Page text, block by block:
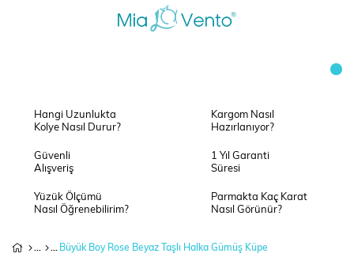
Hangi Uzunlukta
Kolye Nasıl Durur?
Kargom Nasıl
Hazırlanıyor?
Güvenli
Alışveriş
1 Yıl Garanti
Süresi
Yüzük Ölçümü
Nasıl Öğrenebilirim?
Parmakta Kaç Karat
Nasıl Görünür?
Büyük Boy Rose Beyaz Taşlı Halka Gümüş Küpe